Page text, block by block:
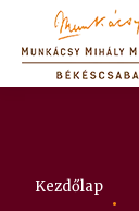
Itt vagy:
Kezdőlap